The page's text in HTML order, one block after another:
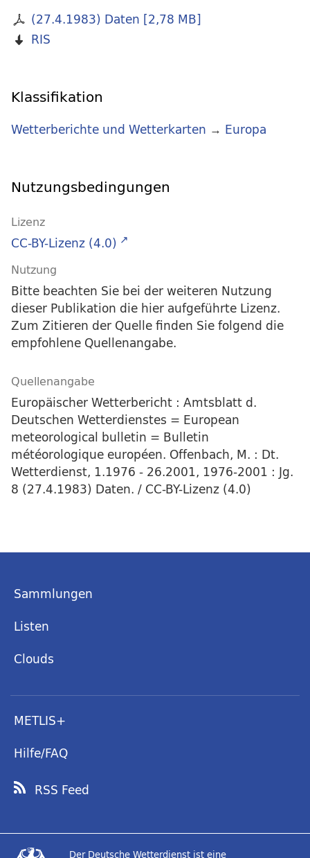
(27.4.1983) Daten [2,78 MB]
RIS
Klassifikation
Wetterberichte und Wetterkarten → Europa
Nutzungsbedingungen
Lizenz
CC-BY-Lizenz (4.0)
Nutzung
Bitte beachten Sie bei der weiteren Nutzung
dieser Publikation die hier aufgeführte Lizenz.
Zum Zitieren der Quelle finden Sie folgend die
empfohlene Quellenangabe.
Quellenangabe
Europäischer Wetterbericht : Amtsblatt d.
Deutschen Wetterdienstes = European
meteorological bulletin = Bulletin
météorologique européen. Offenbach, M. : Dt.
Wetterdienst, 1.1976 - 26.2001, 1976-2001 : Jg.
8 (27.4.1983) Daten. / CC-BY-Lizenz (4.0)
Sammlungen
Listen
Clouds
METLIS+
Hilfe/FAQ
RSS Feed
Der Deutsche Wetterdienst ist eine